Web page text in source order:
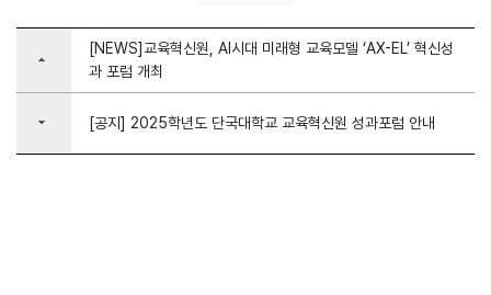
arrow_drop_up
[NEWS]교육혁신원, AI시대 미래형 교육모델 ‘AX-EL’ 혁신성
과 포럼 개최
arrow_drop_down [공지] 2025학년도 단국대학교 교육혁신원 성과포럼 안내